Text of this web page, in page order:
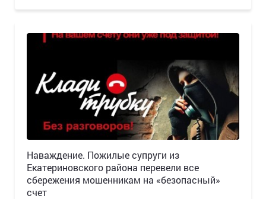
Наваждение. Пожилые супруги из
Екатериновского района перевели все
сбережения мошенникам на «безопасный»
счет